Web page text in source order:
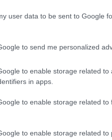
user data to be sent to Google
to send me personalized
to enable storage related to
in apps.
to enable storage related to
to enable storage related to
e produttore presso
un premio della Florida
americano. Jamie ha
(2003-2004).